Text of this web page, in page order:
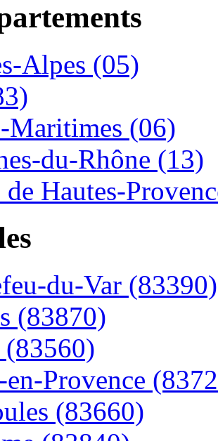
Alpes (05)
Maritimes (06)
du-Rhône (13)
Hautes-
du-Var (83390)
(83870)
(83560)
en-Provence
(83660)